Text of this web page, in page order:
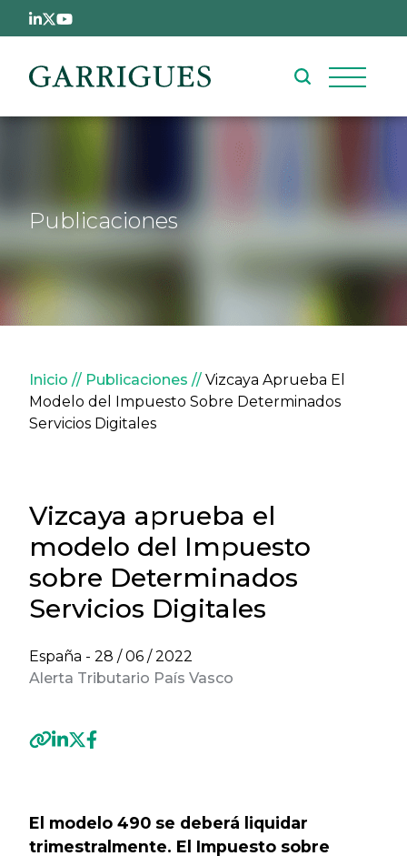
Pasar al contenido principal
Publicaciones
Sobrescribir enlaces de
Inicio Publicaciones
Vizcaya Aprueba El
Modelo del Impuesto Sobre Determinados
Servicios Digitales
Vizcaya aprueba el
modelo del Impuesto
sobre Determinados
Servicios Digitales
España - 28 / 06 / 2022
Alerta Tributario País Vasco
El modelo 490 se deberá liquidar
trimestralmente. El Impuesto sobre